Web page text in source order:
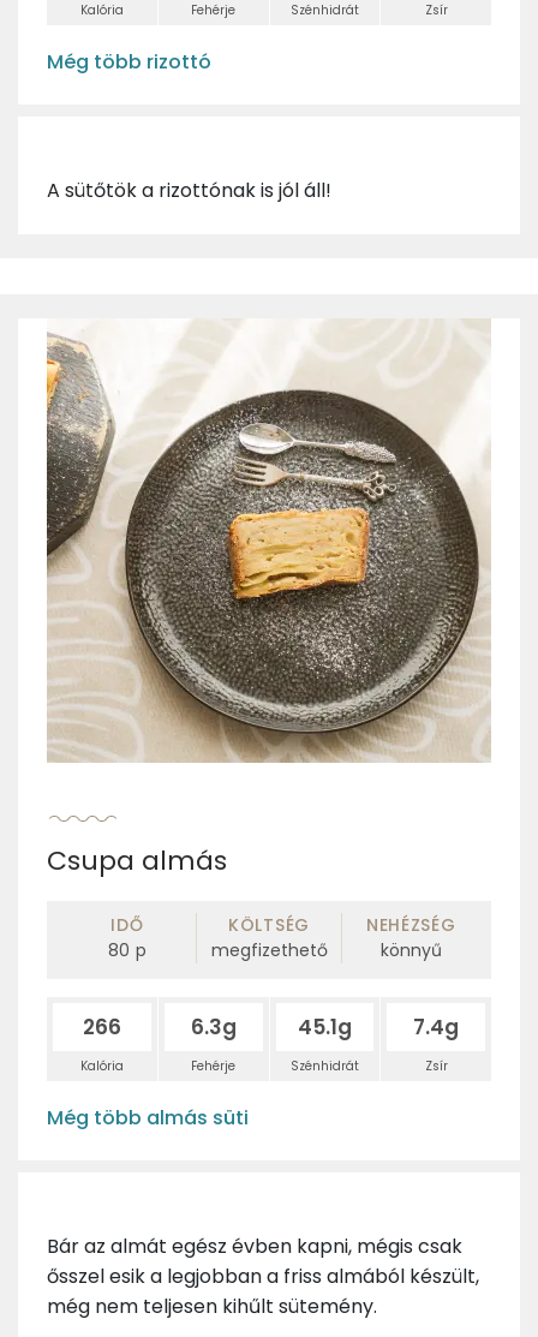
Kalória Fehérje Szénhidrát Zsír
Még több rizottó
A sütőtök a rizottónak is jól áll!
Csupa almás
IDŐ
80 p
KÖLTSÉG
megfizethető
NEHÉZSÉG
könnyű
266
Kalória
6.3g
Fehérje
45.1g
Szénhidrát
7.4g
Zsír
Még több almás süti
Bár az almát egész évben kapni, mégis csak
ősszel esik a legjobban a friss almából készült,
még nem teljesen kihűlt sütemény.